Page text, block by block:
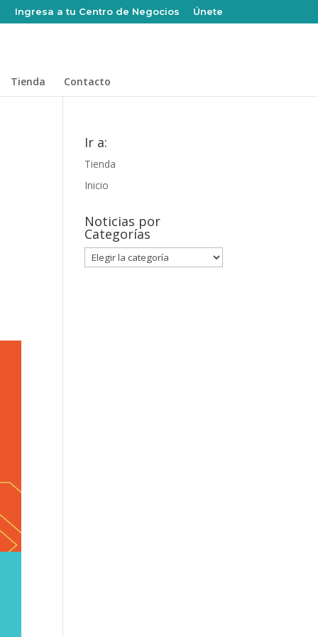
Ingresa a tu Centro de Negocios Únete
Tienda Contacto
Ir a:
Tienda
Inicio
Noticias por
Categorías
Noticias
por